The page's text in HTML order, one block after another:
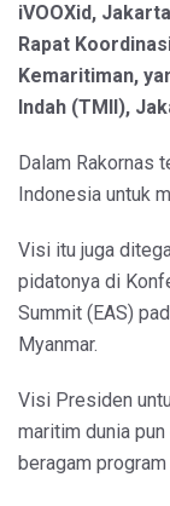
iVOOXid,
Rapat
Kemaritiman,
Indah (TMII),
Dalam Rakornas
Indonesia untuk
Visi itu juga
pidatonya di
Summit (EAS)
Myanmar.
Visi Presiden
maritim dunia
beragam